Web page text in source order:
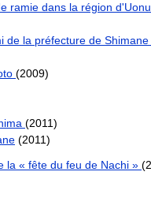
ramie dans la région
de la préfecture de Shimane
(2009)
(2011)
(2011)
la « fête du feu de Nachi »